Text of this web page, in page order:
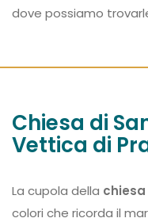
dove possiamo
Chiesa di
Vettica di
La cupola della chiesa
colori che ricorda il